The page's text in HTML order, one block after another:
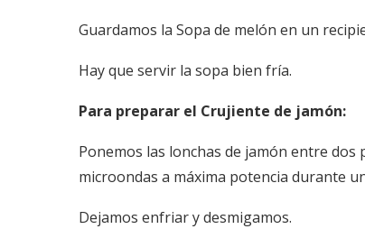
Guardamos la Sopa de melón en un
Hay que servir la sopa bien fría.
Para preparar el Crujiente de jamón:
Ponemos las lonchas de jamón entre
microondas a máxima potencia durante
Dejamos enfriar y desmigamos.